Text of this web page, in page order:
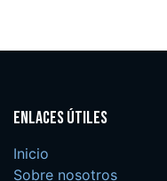
Enlaces útiles
Inicio
Sobre nosotros